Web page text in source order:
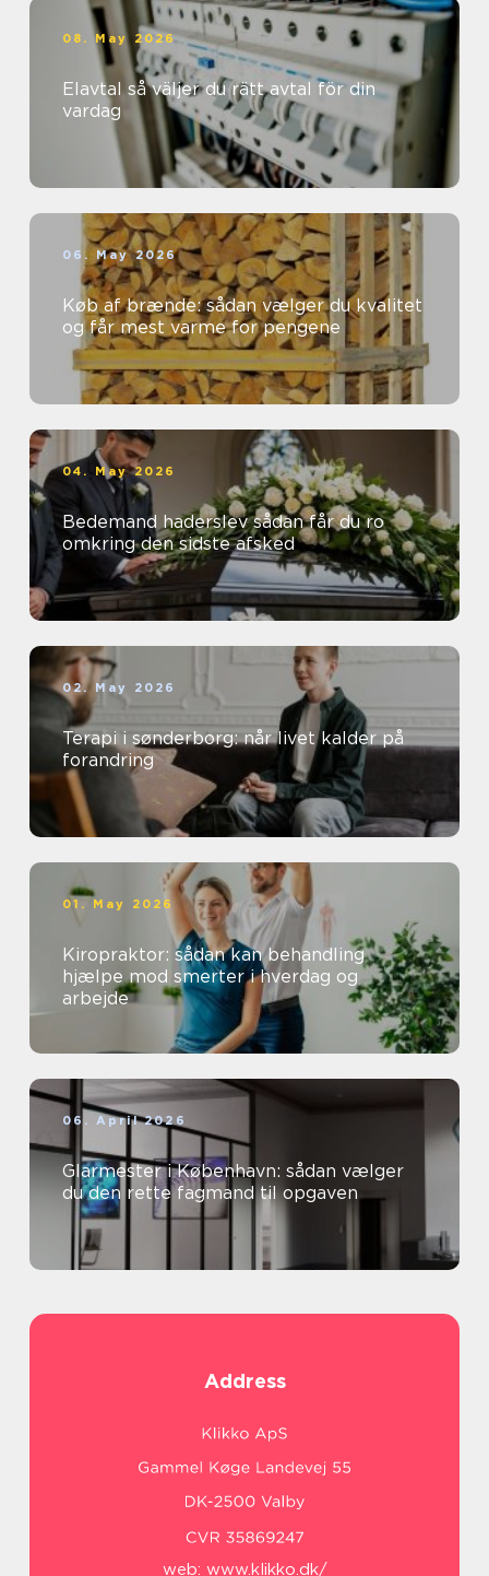
08. May 2026
Elavtal så väljer du rätt avtal för din
vardag
06. May 2026
Køb af brænde: sådan vælger du kvalitet
og får mest varme for pengene
04. May 2026
Bedemand haderslev sådan får du ro
omkring den sidste afsked
02. May 2026
Terapi i sønderborg: når livet kalder på
forandring
01. May 2026
Kiropraktor: sådan kan behandling
hjælpe mod smerter i hverdag og
arbejde
06. April 2026
Glarmester i København: sådan vælger
du den rette fagmand til opgaven
Address
web: www.klikko.dk/